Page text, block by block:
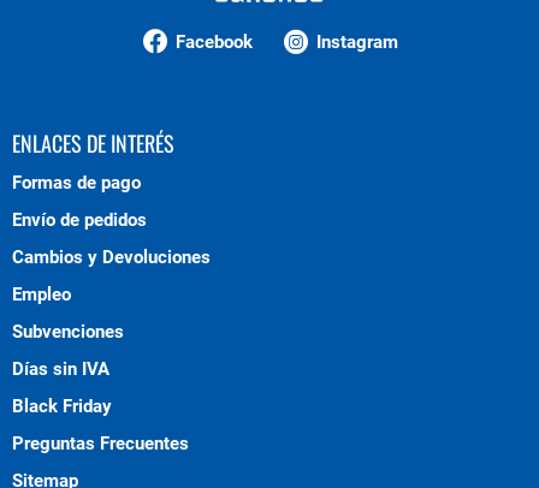
Facebook Instagram
ENLACES DE INTERÉS
Formas de pago
Envío de pedidos
Cambios y Devoluciones
Empleo
Subvenciones
Días sin IVA
Black Friday
Preguntas Frecuentes
Sitemap